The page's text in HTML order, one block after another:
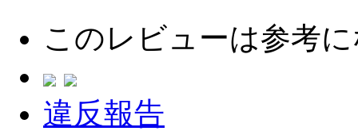
このレビューは参考
違反報告